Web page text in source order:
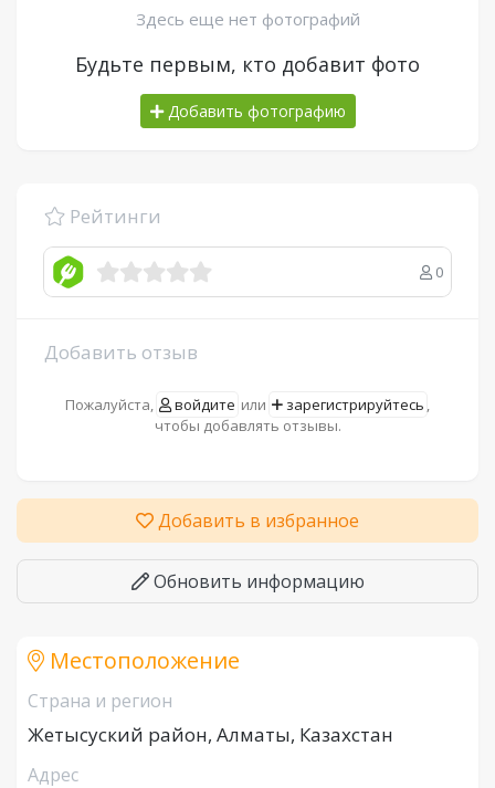
Здесь еще нет фотографий
Будьте первым, кто добавит фото
Добавить фотографию
Рейтинги
0
Добавить отзыв
Пожалуйста, войдите или зарегистрируйтесь ,
чтобы добавлять отзывы.
Добавить в избранное
Обновить информацию
Местоположение
Страна и регион
Жетысуский район, Алматы, Казахстан
Адрес